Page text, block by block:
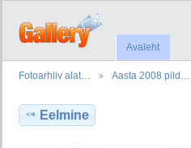
Avaleht
Fotoarhiiv alat… Aasta 2008 pild…
Eelmine